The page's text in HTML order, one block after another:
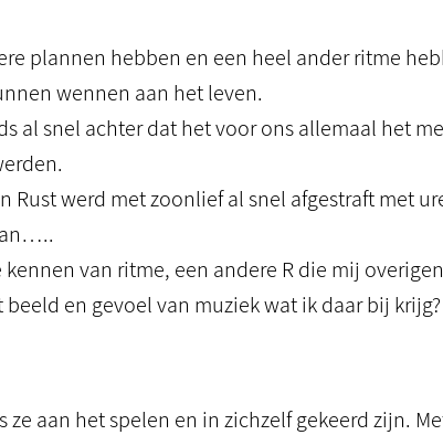
plannen hebben en een heel ander ritme
wennen aan het leven.
al snel achter dat het voor ons allemaal het
Rust werd met zoonlief al snel afgestraft met
van ritme, een andere R die mij
en gevoel van muziek wat ik daar bij krijg?
ze aan het spelen en in zichzelf gekeerd zijn.